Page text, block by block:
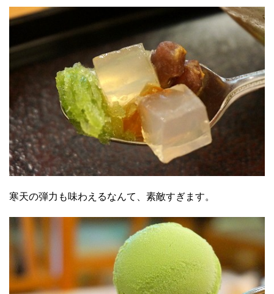
寒天の弾力も味わえるなんて、素敵すぎます。